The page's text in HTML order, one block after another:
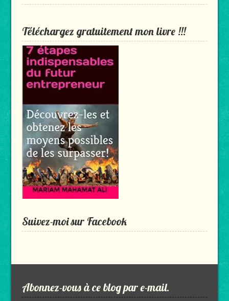
Téléchargez gratuitement mon livre !!!
Suivez-moi sur Facebook
Abonnez-vous à ce blog par e-mail.